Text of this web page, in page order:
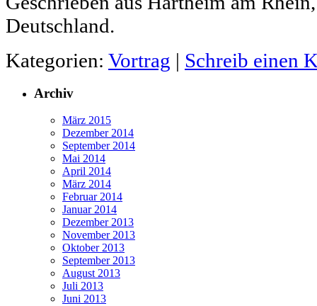
Deutschland.
Kategorien: Vortrag | Schreib einen
Archiv
März 2015
Dezember 2014
September 2014
Mai 2014
April 2014
März 2014
Februar 2014
Januar 2014
Dezember 2013
November 2013
Oktober 2013
September 2013
August 2013
Juli 2013
Juni 2013